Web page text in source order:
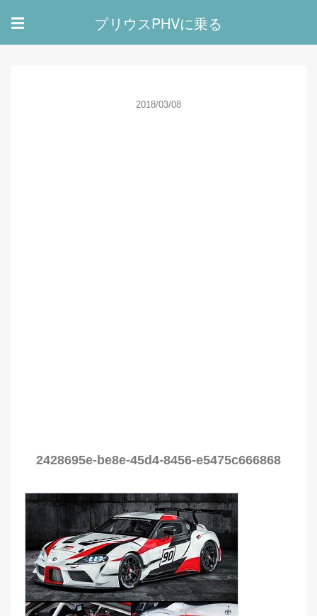
☰ プリウスPHVに乗る
2018/03/08
2428695e-be8e-45d4-8456-e5475c666868